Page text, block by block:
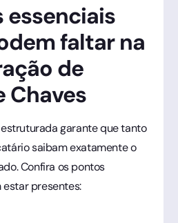
essenciais
faltar na
de
Chaves
garante que tanto
saibam exatamente o
Confira os pontos
presentes: